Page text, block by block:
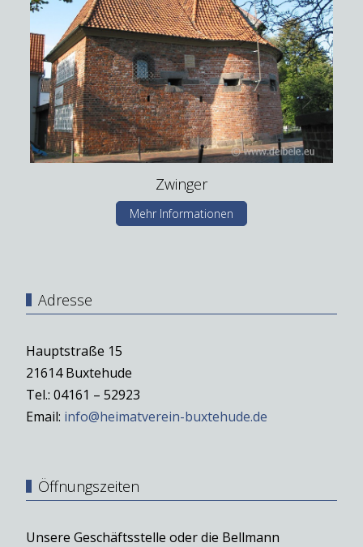
Zwinger
Mehr Informationen
Adresse
Hauptstraße 15
21614 Buxtehude
Tel.: 04161 – 52923
Email: info@heimatverein-buxtehude.de
Öffnungszeiten
Unsere Geschäftsstelle oder die Bellmann